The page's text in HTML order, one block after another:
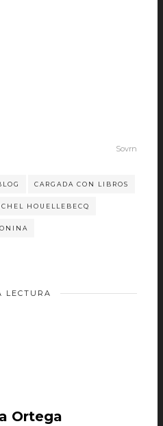
Sovrn
CARGADA CON LIBROS
HOUELLEBECQ
LECTURA
Ortega